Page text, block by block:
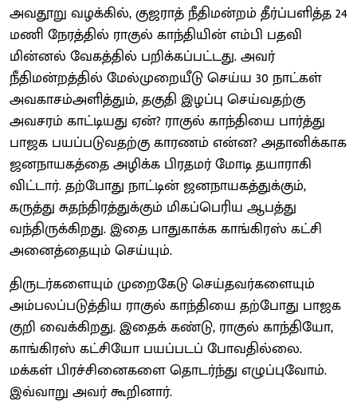
அவதூறு வழக்கில், குஜராத் நீதிமன்றம் தீர்ப்பளித்த 24
மணி நேரத்தில் ராகுல் காந்தியின் எம்பி பதவி
மின்னல் வேகத்தில் பறிக்கப்பட்டது. அவர்
நீதிமன்றத்தில் மேல்முறையீடு செய்ய 30 நாட்கள்
அவகாசம்அளித்தும், தகுதி இழப்பு செய்வதற்கு
அவசரம் காட்டியது ஏன்? ராகுல் காந்தியை பார்த்து
பாஜக பயப்படுவதற்கு காரணம் என்ன? அதானிக்காக
ஜனநாயகத்தை அழிக்க பிரதமர் மோடி தயாராகி
விட்டார். தற்போது நாட்டின் ஜனநாயகத்துக்கும்,
கருத்து சுதந்திரத்துக்கும் மிகப்பெரிய ஆபத்து
வந்திருக்கிறது. இதை பாதுகாக்க காங்கிரஸ் கட்சி
அனைத்தையும் செய்யும்.
திருடர்களையும் முறைகேடு செய்தவர்களையும்
அம்பலப்படுத்திய ராகுல் காந்தியை தற்போது பாஜக
குறி வைக்கிறது. இதைக் கண்டு, ராகுல் காந்தியோ,
காங்கிரஸ் கட்சியோ பயப்படப் போவதில்லை.
மக்கள் பிரச்சினைகளை தொடர்ந்து எழுப்புவோம்.
இவ்வாறு அவர் கூறினார்.